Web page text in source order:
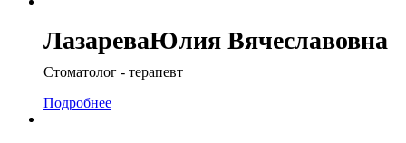
ЛазареваЮлия Вячеславовна
Стоматолог - терапевт
Подробнее